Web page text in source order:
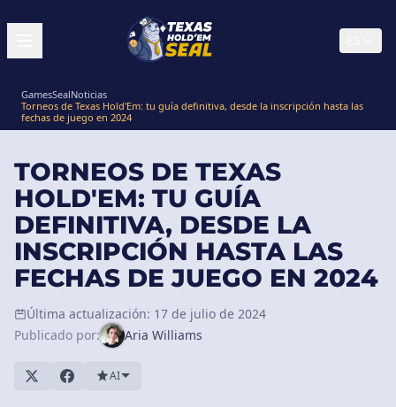
GamesSealNoticias
Torneos de Texas Hold'Em: tu guía definitiva, desde la inscripción hasta las
fechas de juego en 2024
TORNEOS DE TEXAS
HOLD'EM: TU GUÍA
DEFINITIVA, DESDE LA
INSCRIPCIÓN HASTA LAS
FECHAS DE JUEGO EN 2024
Última actualización: 17 de julio de 2024
Publicado por:
Aria Williams
AI